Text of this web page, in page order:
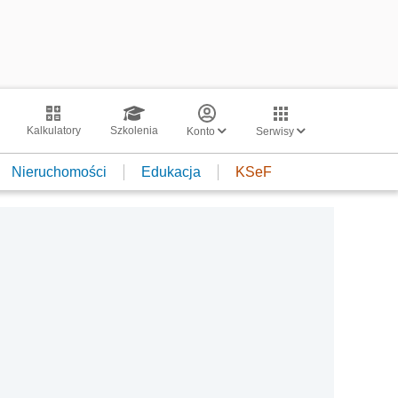
Kalkulatory Szkolenia Konto Serwisy
Nieruchomości Edukacja KSeF